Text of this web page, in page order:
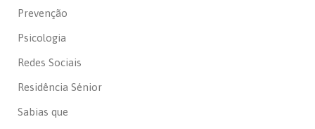
Prevenção
Psicologia
Redes Sociais
Residência Sénior
Sabias que